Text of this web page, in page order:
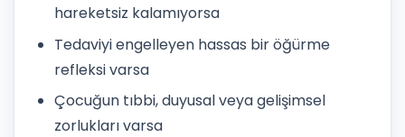
hareketsiz kalamıyorsa
Tedaviyi engelleyen hassas bir öğürme
refleksi varsa
Çocuğun tıbbi, duyusal veya gelişimsel
zorlukları varsa